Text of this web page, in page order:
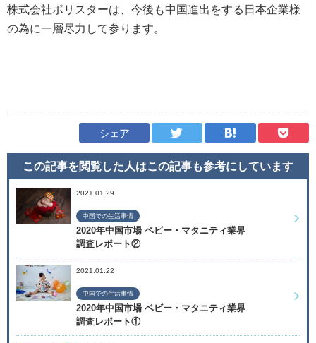
株式会社ポリスターは、今後も中国進出をする日本企業様
の為に一層尽力して参ります。
シェア
この記事を閲覧した人はこの記事も参考にしています
2021.01.29
中国での生活事情
2020年中国市場 ベビー・マタニティ業界
調査レポート②
2021.01.22
中国での生活事情
2020年中国市場 ベビー・マタニティ業界
調査レポート①